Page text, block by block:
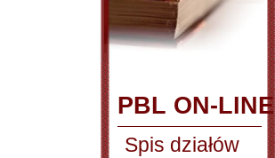
PBL ON-LINE
Spis działów